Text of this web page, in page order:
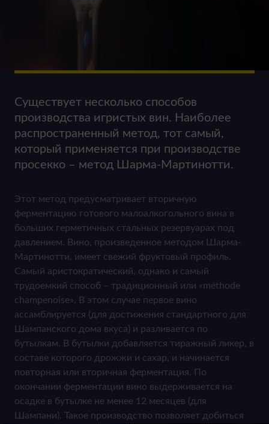
Существует несколько способов
производства игристых вин. Наиболее
распространенный метод, тот самый,
который применяется при производстве
просекко – метод Шарма-Мартинотти.
Этот метод предусматривает вторичную
ферментацию готового малоалкогольного вина в
больших герметичных стальных резервуарах под
давлением. Вино, произведенное методом Шарма-
Мартинотти, имеет свежий фруктовый профиль.
Самый аристократический, однако и самый
трудоемкий способ – традиционный или «méthode
champenoise». В этом случае первое вино
ассамблируется (для достижения стандартного для
Шампанского дома вкуса) и разливается по
бутылкам. В бутылки добавляется тиражный ликер, в
составе которого дрожжи и сахар, и начинается
повторная или вторичная ферментация. По
окончании ферментации вино выдерживается на
осадке в бутылке не менее 12 месяцев (для
Шампани). Такое производство позволяет добиться